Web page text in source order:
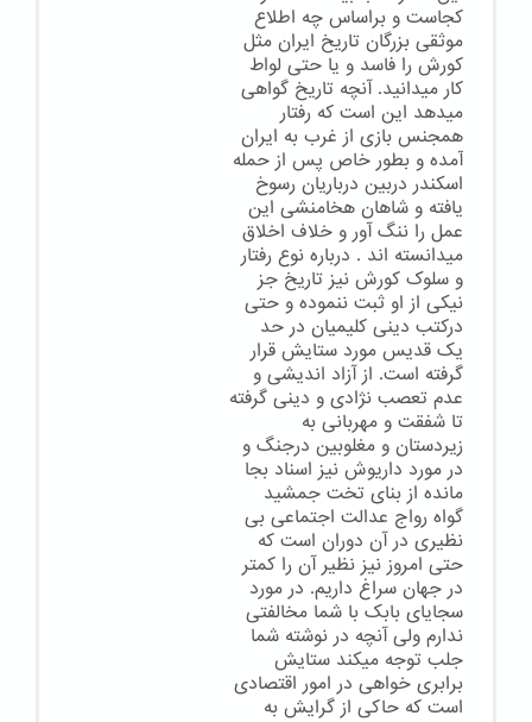
کجاست و براساس چه اطلاع
موثقی بزرگان تاریخ ایران مثل
کورش را فاسد و یا حتی لواط
کار میدانید. آنچه تاریخ گواهی
میدهد این است که رفتار
همجنس بازی از غرب به ایران
آمده و بطور خاص پس از حمله
اسکندر دربین درباریان رسوخ
یافته و شاهان هخامنشی این
عمل را ننگ آور و خلاف اخلاق
میدانسته اند . درباره نوع رفتار
و سلوک کورش نیز تاریخ جز
نیکی از او ثبت ننموده و حتی
درکتب دینی کلیمیان در حد
یک قدیس مورد ستایش قرار
گرفته است. از آزاد اندیشی و
عدم تعصب نژادی و دینی گرفته
تا شفقت و مهربانی به
زیردستان و مغلوبین درجنگ و
در مورد داریوش نیز اسناد بجا
مانده از بنای تخت جمشید
گواه رواج عدالت اجتماعی بی
نظیری در آن دوران است که
حتی امروز نیز نظیر آن را کمتر
در جهان سراغ داریم. در مورد
سجایای بابک با شما مخالفتی
ندارم ولی آنچه در نوشته شما
جلب توجه میکند ستایش
برابری خواهی در امور اقتصادی
است که حاکی از گرایش به